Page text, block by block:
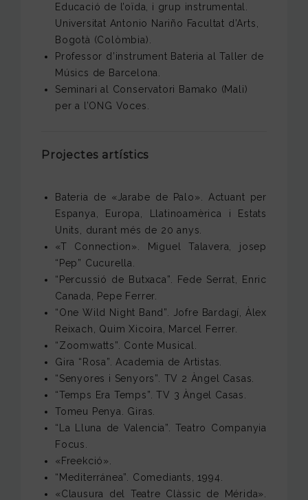
Educació de l’oïda, i grup instrumental.
Universitat Antonio Nariño Facultat d’Arts,
Bogotà (Colòmbia).
Professor d’instrument Bateria al Taller de
Músics de Barcelona.
Seminari al Conservatori Bamako (Mali)
per a l’ONG Voces.
Projectes artístics
Bateria de «Jarabe de Palo». Actuant per
Espanya, Europa, Llatinoamèrica i Estats
Units, durant més de 20 anys.
«T Connection». Miguel Talavera, josep
“Pep” Cucurella.
“Percussió de Butxaca”. Fede Serrat, Enric
Canada, Pepe Ferrer.
“One Wild Night Band”. Jofre Bardagí, Àlex
Reixach, Quim Xicoira, Marcel Ferrer.
“Zoomwatts”. Conte Musical.
Gira “Rosa”. Academia de Artistas.
“Senyores i Senyors”. TV 2 Àngel Casas.
“Temps Era Temps”. TV 3 Àngel Casas.
Tomeu Penya. Giras.
“La Lluna de Valencia”. Teatro Companyia
Focus.
«Freekció».
“Mediterránea”. Comediants, 1994.
«Clausura del Teatre Clàssic de Mérida».